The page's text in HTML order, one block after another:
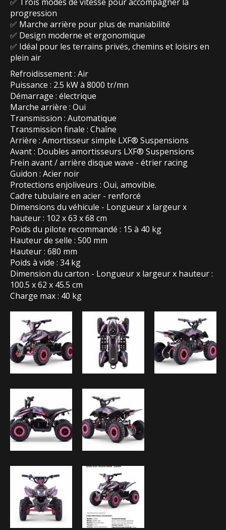
progression
✅ Marche arrière pour plus de maniabilité
✅ Design moderne et ergonomique
✅ Idéal pour les terrains privés, chemins et loisirs en
plein air
Refroidissement : Air
Puissance : 2.5 kW à 8000 tr/mn
Démarrage : électrique
Marche arrière : Oui
Transmission : Automatique
Transmission finale : Chaîne
Arrière : Amortisseur simple LXF® Suspensions
Avant : Doubles amortisseurs LXF® Suspensions
Frein avant / arrière disque wave - étrier racing
Guidon : Acier noir
Protections enjoliveurs : Oui, amovible.
Cadre tubulaire en acier - renforcé
Dimensions du véhicule - Longueur x largeur x
hauteur : 102 x 63 x 68 cm
Poids du pilote recommandé : 15 à 40 kg
Hauteur de selle : 500 mm
Hauteur : 680 mm
Poids à vide : 34 kg
Dimension du carton - Longueur x largeur x hauteur :
100.5 x 62 x 45.5 cm
Charge max : 40 kg